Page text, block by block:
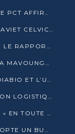
À TROIS JOURS DE SON CONGRÈS, LE PCT AFFIRME AVOIR ATTEINT TOUS SES OBJECTIFS
CE QUE L’ON SAIT DE LA MORT DE RAVIET CELVIC N’TSIANTSIE
LE COMITÉ CENTRAL DU PCT VALIDE LE RAPPORT DU CONGRÈS ET SOUTIENT DENIS SASSOU N’GUESSO
PRÉSIDENTIELLE 2026 : MABIO ZINGA MAVOUNGOU DÉCLARE SA CANDIDATURE ET CHARGE LE BILAN DU PCT
PRÉSIDENTIELLE 2026 : JOSEPH BADIABIO ET L’UDH-YUKI JOUENT LA PRUDENCE
6ᵉ CONGRÈS DU PCT : LA COMMISSION LOGISTIQUE ASSURE LA DISTRIBUTION DES KITS
QUINQUENNAT 2021-2026 : LE BILAN « EN TOUTE TRANSPARENCE » PRÉSENTÉ À LA PRESSE
ÉCONOMIE FLUVIALE : LE PABPS ADOPTE UN BUDGET 2026 DE PLUS DE 2,7 MILLIARDS FCFA